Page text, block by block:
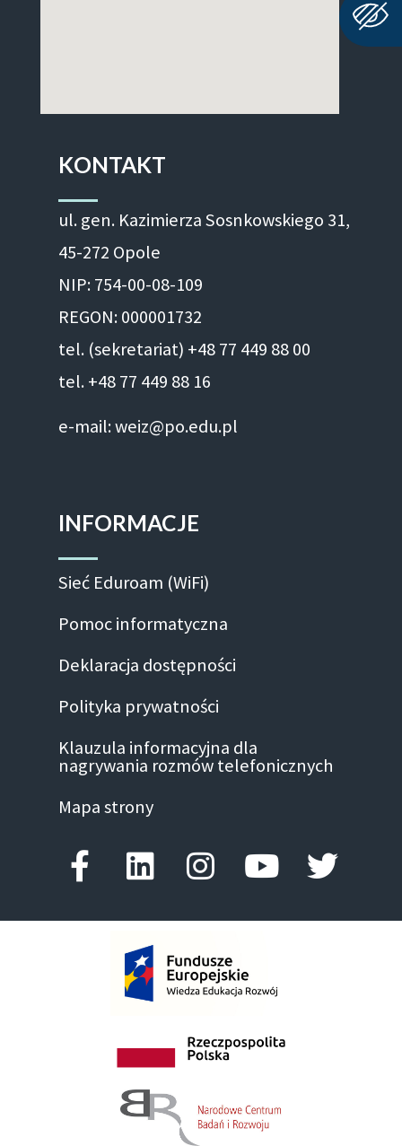
KONTAKT
ul. gen. Kazimierza Sosnkowskiego 31,
45-272 Opole
NIP: 754-00-08-109
REGON: 000001732
tel. (sekretariat) +48 77 449 88 00
tel. +48 77 449 88 16
e-mail: weiz@po.edu.pl
INFORMACJE
Sieć Eduroam (WiFi)
Pomoc informatyczna
Deklaracja dostępności
Polityka prywatności
Klauzula informacyjna dla
nagrywania rozmów telefonicznych
Mapa strony
Facebook-f
LinkedinInstagram
Youtube